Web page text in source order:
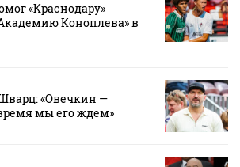
«Краснодару»
Коноплева» в
«Овечкин —
мы его ждем»